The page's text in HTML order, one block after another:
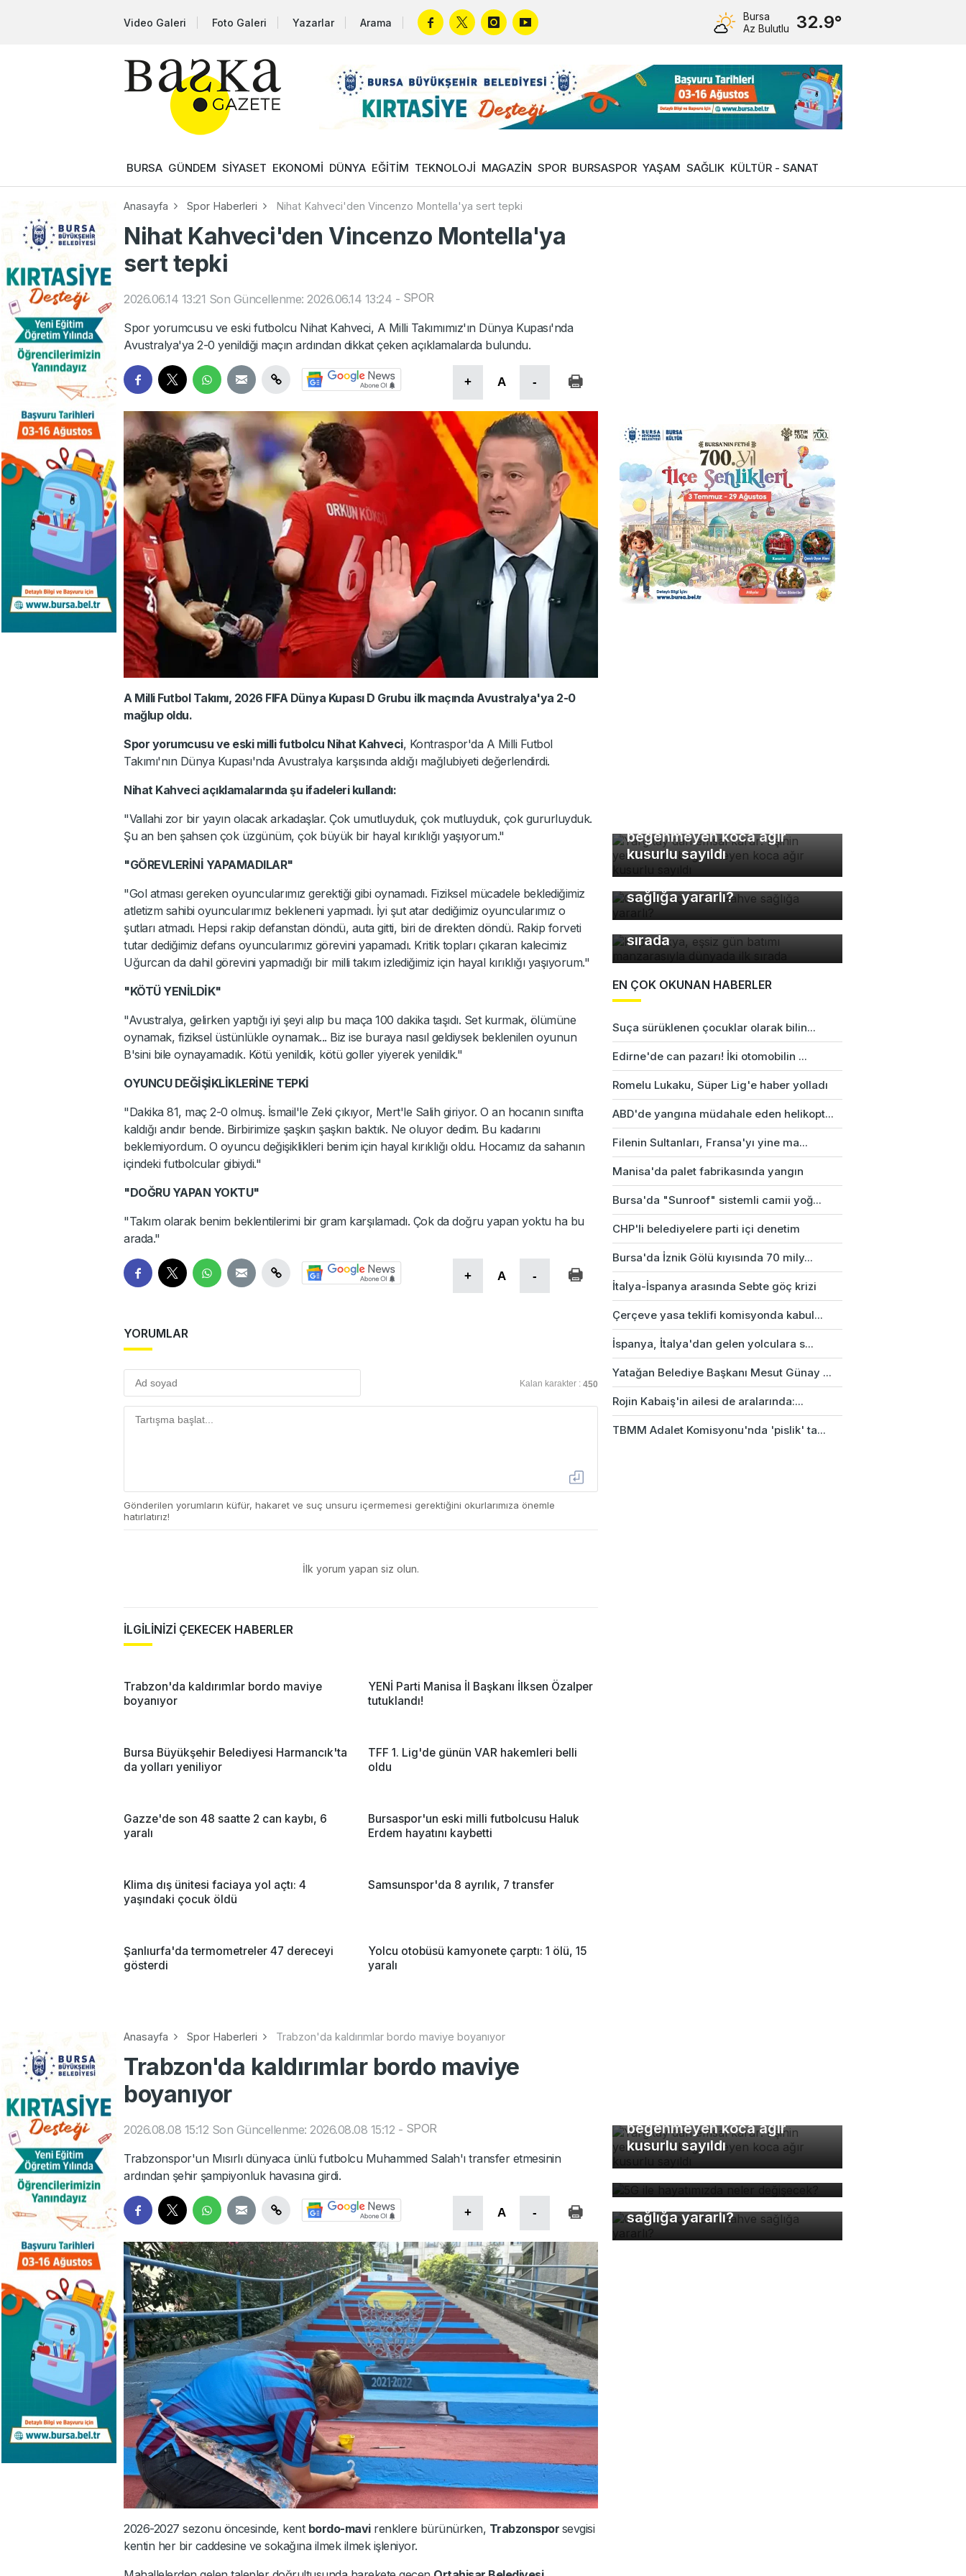
Video Galeri Foto Galeri Yazarlar Arama
Bursa
Az Bulutlu
32.9°
BURSA GÜNDEM SİYASET EKONOMİ DÜNYA EĞİTİM TEKNOLOJİ MAGAZİN SPOR BURSASPOR YAŞAM SAĞLIK KÜLTÜR - SANAT
Anasayfa Spor Haberleri Nihat Kahveci'den Vincenzo Montella'ya sert tepki
Nihat Kahveci'den Vincenzo Montella'ya
sert tepki
2026.06.14 13:21 Son Güncellenme: 2026.06.14 13:24 - SPOR
Spor yorumcusu ve eski futbolcu Nihat Kahveci, A Milli Takımımız'ın Dünya Kupası'nda
Avustralya'ya 2-0 yenildiği maçın ardından dikkat çeken açıklamalarda bulundu.
+ A -
A Milli Futbol Takımı, 2026 FIFA Dünya Kupası D Grubu ilk maçında Avustralya'ya 2-0
mağlup oldu.
Spor yorumcusu ve eski milli futbolcu Nihat Kahveci, Kontraspor'da A Milli Futbol
Takımı'nın Dünya Kupası'nda Avustralya karşısında aldığı mağlubiyeti değerlendirdi.
Nihat Kahveci açıklamalarında şu ifadeleri kullandı:
"Vallahi zor bir yayın olacak arkadaşlar. Çok umutluyduk, çok mutluyduk, çok gururluyduk.
Şu an ben şahsen çok üzgünüm, çok büyük bir hayal kırıklığı yaşıyorum."
"GÖREVLERİNİ YAPAMADILAR"
"Gol atması gereken oyuncularımız gerektiği gibi oynamadı. Fiziksel mücadele beklediğimiz
atletizm sahibi oyuncularımız bekleneni yapmadı. İyi şut atar dediğimiz oyuncularımız o
şutları atmadı. Hepsi rakip defanstan döndü, auta gitti, biri de direkten döndü. Rakip forveti
tutar dediğimiz defans oyuncularımız görevini yapamadı. Kritik topları çıkaran kalecimiz
Uğurcan da dahil görevini yapmadığı bir milli takım izlediğimiz için hayal kırıklığı yaşıyorum."
"KÖTÜ YENİLDİK"
"Avustralya, gelirken yaptığı iyi şeyi alıp bu maça 100 dakika taşıdı. Set kurmak, ölümüne
oynamak, fiziksel üstünlükle oynamak... Biz ise buraya nasıl geldiysek beklenilen oyunun
B'sini bile oynayamadık. Kötü yenildik, kötü goller yiyerek yenildik."
OYUNCU DEĞİŞİKLİKLERİNE TEPKİ
"Dakika 81, maç 2-0 olmuş. İsmail'le Zeki çıkıyor, Mert'le Salih giriyor. O an hocanın sınıfta
kaldığı andır bende. Birbirimize şaşkın şaşkın baktık. Ne oluyor dedim. Bu kadarını
beklemiyordum. O oyuncu değişiklikleri benim için hayal kırıklığı oldu. Hocamız da sahanın
içindeki futbolcular gibiydi."
"DOĞRU YAPAN YOKTU"
"Takım olarak benim beklentilerimi bir gram karşılamadı. Çok da doğru yapan yoktu ha bu
arada."
+ A -
YORUMLAR
Kalan karakter : 450
Gönderilen yorumların küfür, hakaret ve suç unsuru içermemesi gerektiğini okurlarımıza önemle
hatırlatırız!
İlk yorum yapan siz olun.
İLGİLİNİZİ ÇEKECEK HABERLER
Trabzon'da kaldırımlar bordo maviye
boyanıyor
YENİ Parti Manisa İl Başkanı İlksen Özalper
tutuklandı!
Bursa Büyükşehir Belediyesi Harmancık'ta
da yolları yeniliyor
TFF 1. Lig'de günün VAR hakemleri belli
oldu
Gazze'de son 48 saatte 2 can kaybı, 6
yaralı
Bursaspor'un eski milli futbolcusu Haluk
Erdem hayatını kaybetti
Klima dış ünitesi faciaya yol açtı: 4
yaşındaki çocuk öldü
Samsunspor'da 8 ayrılık, 7 transfer
Şanlıurfa'da termometreler 47 dereceyi
gösterdi
Yolcu otobüsü kamyonete çarptı: 1 ölü, 15
yaralı
beğenmeyen koca ağır
kusurlu sayıldı
Günde kaç fincan kahve
sağlığa yararlı?
Kapadokya, eşsiz gün batımı
manzarasıyla dünyada ilk
sırada
EN ÇOK OKUNAN HABERLER
Suça sürüklenen çocuklar olarak bilin...
Edirne'de can pazarı! İki otomobilin ...
Romelu Lukaku, Süper Lig'e haber yolladı
ABD'de yangına müdahale eden helikopt...
Filenin Sultanları, Fransa'yı yine ma...
Manisa'da palet fabrikasında yangın
Bursa'da "Sunroof" sistemli camii yoğ...
CHP'li belediyelere parti içi denetim
Bursa'da İznik Gölü kıyısında 70 mily...
İtalya-İspanya arasında Sebte göç krizi
Çerçeve yasa teklifi komisyonda kabul...
İspanya, İtalya'dan gelen yolculara s...
Yatağan Belediye Başkanı Mesut Günay ...
Rojin Kabaiş'in ailesi de aralarında:...
TBMM Adalet Komisyonu'nda 'pislik' ta...
Anasayfa Spor Haberleri Trabzon'da kaldırımlar bordo maviye boyanıyor
Trabzon'da kaldırımlar bordo maviye
boyanıyor
2026.08.08 15:12 Son Güncellenme: 2026.08.08 15:12 - SPOR
Trabzonspor'un Mısırlı dünyaca ünlü futbolcu Muhammed Salah'ı transfer etmesinin
ardından şehir şampiyonluk havasına girdi.
+ A -
2026-2027 sezonu öncesinde, kent bordo-mavirenklere bürünürken, Trabzonspor sevgisi
kentin her bir caddesine ve sokağına ilmek ilmek işleniyor.
beğenmeyen koca ağır
kusurlu sayıldı
5G ile hayatımızda neler
değişecek?
Günde kaç fincan kahve
sağlığa yararlı?